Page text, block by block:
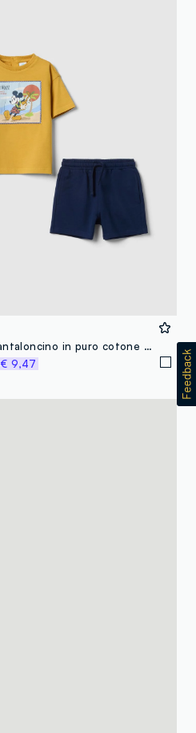
Set maglia pantaloncino in puro cotone multicolor da bimbo Disney
€ 9,47